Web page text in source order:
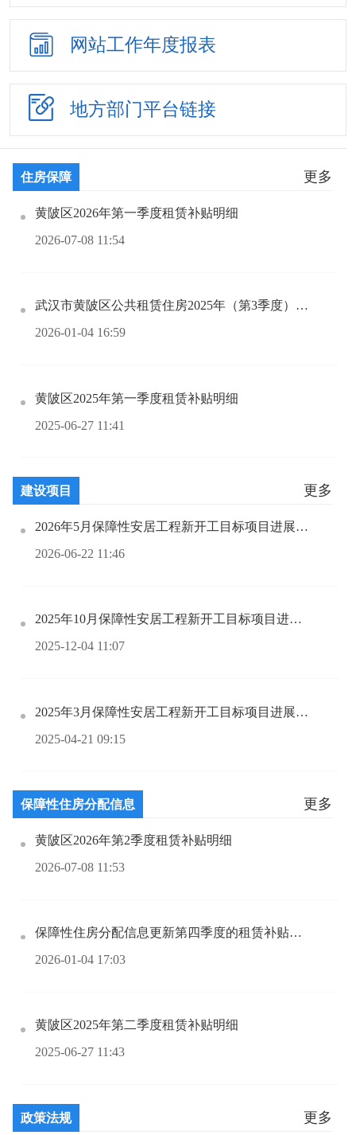
网站工作年度报表
地方部门平台链接
住房保障 更多
黄陂区2026年第一季度租赁补贴明细
2026-07-08 11:54
武汉市黄陂区公共租赁住房2025年（第3季度）租赁补贴清册
2026-01-04 16:59
黄陂区2025年第一季度租赁补贴明细
2025-06-27 11:41
建设项目 更多
2026年5月保障性安居工程新开工目标项目进展情况统计表
2026-06-22 11:46
2025年10月保障性安居工程新开工目标项目进展情况统计表
2025-12-04 11:07
2025年3月保障性安居工程新开工目标项目进展情况统计表
2025-04-21 09:15
保障性住房分配信息 更多
黄陂区2026年第2季度租赁补贴明细
2026-07-08 11:53
保障性住房分配信息更新第四季度的租赁补贴名单
2026-01-04 17:03
黄陂区2025年第二季度租赁补贴明细
2025-06-27 11:43
政策法规 更多